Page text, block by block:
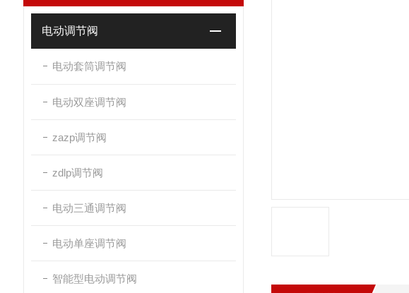
电动调节阀
电动套筒调节阀
电动双座调节阀
zazp调节阀
zdlp调节阀
电动三通调节阀
电动单座调节阀
智能型电动调节阀